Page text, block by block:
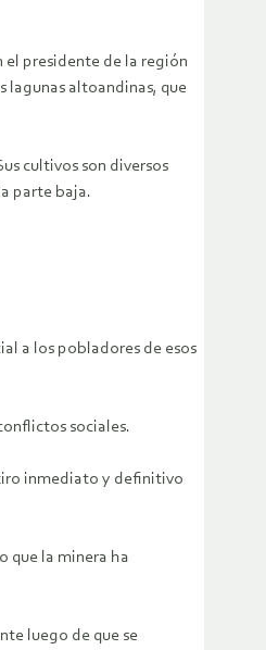
el presidente de la región
lagunas altoandinas, que
cultivos son diversos
parte baja.
a los pobladores de esos
sociales.
inmediato y definitivo
que la minera ha
luego de que se